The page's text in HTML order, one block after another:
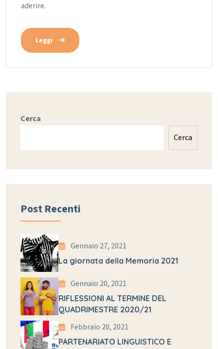
aderire.
Leggi
Cerca
Cerca
Post Recenti
Gennaio 27, 2021
La giornata della Memoria 2021
Gennaio 20, 2021
RIFLESSIONI AL TERMINE DEL
QUADRIMESTRE 2020/21
Febbraio 20, 2021
PARTENARIATO LINGUISTICO E